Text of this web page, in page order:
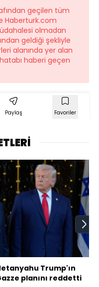
geçilen tüm
Haberturk.com
olmadan
geldiği şekliyle
alanında yer alan
haberi geçen
Paylaş Favoriler
Trump'ın
planını reddetti